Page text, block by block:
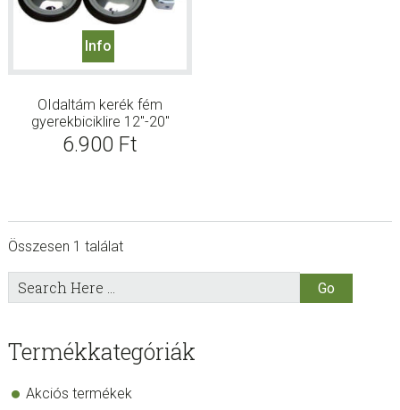
Info
OIdaltám kerék fém
gyerekbiciklire 12″-20″
6.900 Ft
Összesen 1 találat
sidebar
Store
Sidebar
Search
Here
Termékkategóriák
Akciós termékek